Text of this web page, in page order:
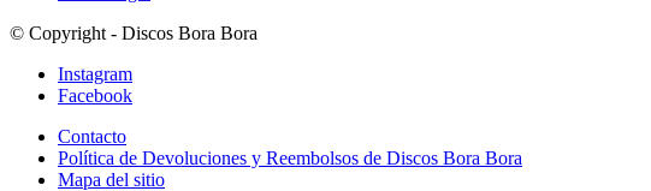
© Copyright - Discos Bora Bora
Instagram
Facebook
Contacto
Política de Devoluciones y Reembolsos de Discos Bora Bora
Mapa del sitio